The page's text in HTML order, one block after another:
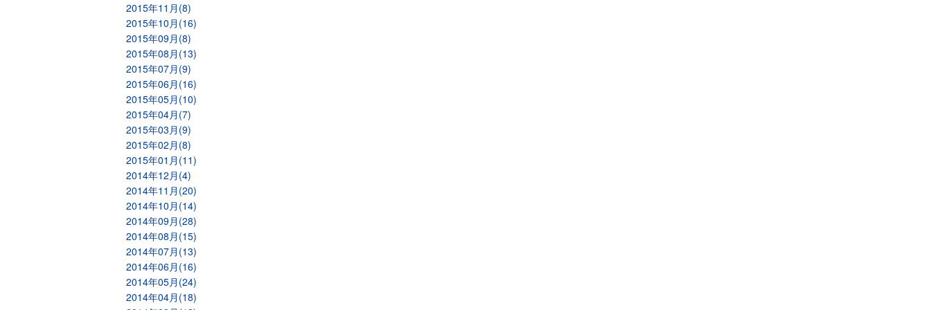
2015年11月(8)
2015年10月(16)
2015年09月(8)
2015年08月(13)
2015年07月(9)
2015年06月(16)
2015年05月(10)
2015年04月(7)
2015年03月(9)
2015年02月(8)
2015年01月(11)
2014年12月(4)
2014年11月(20)
2014年10月(14)
2014年09月(28)
2014年08月(15)
2014年07月(13)
2014年06月(16)
2014年05月(24)
2014年04月(18)